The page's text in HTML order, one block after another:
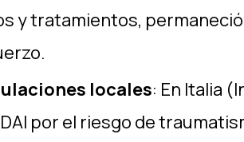
y tratamientos,
locales: En Italia
por el riesgo de